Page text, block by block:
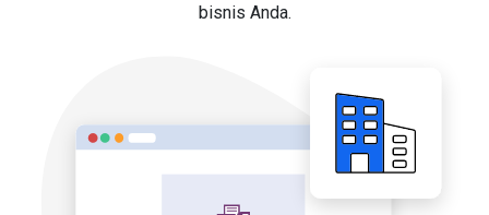
bisnis Anda.